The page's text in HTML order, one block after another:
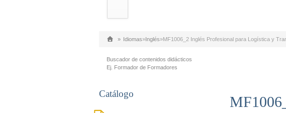
» Idiomas»Inglés»MF1006_2 Inglés Profesional para Logística y
Buscador de contenidos didácticos
Ej. Formador de Formadores
Catálogo